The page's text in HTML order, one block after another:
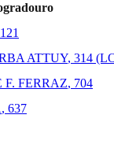
121
ATTUY, 314
F. FERRAZ, 704
, 637